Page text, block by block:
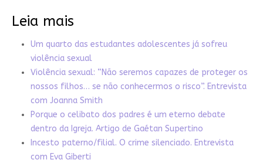
Leia mais
Um quarto das estudantes adolescentes já sofreu
violência sexual
Violência sexual: “Não seremos capazes de proteger os
nossos filhos… se não conhecermos o risco”. Entrevista
com Joanna Smith
Porque o celibato dos padres é um eterno debate
dentro da Igreja. Artigo de Gaétan Supertino
Incesto paterno/filial. O crime silenciado. Entrevista
com Eva Giberti